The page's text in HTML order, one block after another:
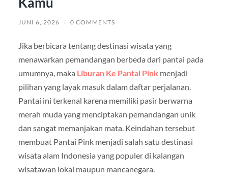
JUNI 6, 2026 / 0 COMMENTS
Jika berbicara tentang destinasi wisata yang
menawarkan pemandangan berbeda dari pantai pada
umumnya, maka Liburan Ke Pantai Pink menjadi
pilihan yang layak masuk dalam daftar perjalanan.
Pantai ini terkenal karena memiliki pasir berwarna
merah muda yang menciptakan pemandangan unik
dan sangat memanjakan mata. Keindahan tersebut
membuat Pantai Pink menjadi salah satu destinasi
wisata alam Indonesia yang populer di kalangan
wisatawan lokal maupun mancanegara.